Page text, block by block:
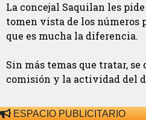
La concejal Saquilan les
tomen vista de los números
que es mucha la diferencia.
Sin más temas que tratar,
comisión y la actividad del
ESPACIO PUBLICITARIO